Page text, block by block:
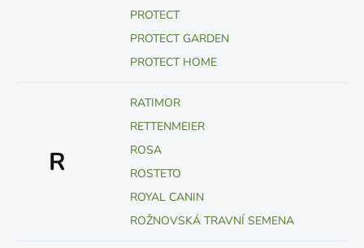
PROTECT
PROTECT GARDEN
PROTECT HOME
R
RATIMOR
RETTENMEIER
ROSA
ROSTETO
ROYAL CANIN
ROŽNOVSKÁ TRAVNÍ SEMENA